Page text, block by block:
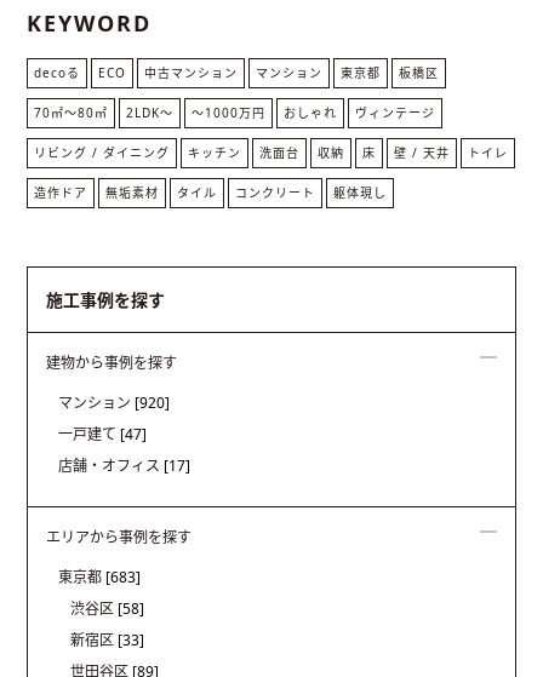
KEYWORD
decoる ECO 中古マンション マンション 東京都 板橋区
70㎡〜80㎡ 2LDK〜 〜1000万円 おしゃれ ヴィンテージ
リビング / ダイニング キッチン 洗面台 収納 床 壁 / 天井 トイレ
造作ドア 無垢素材 タイル コンクリート 躯体現し
施工事例を探す
建物から事例を探す
マンション [920]
一戸建て [47]
店舗・オフィス [17]
エリアから事例を探す
東京都 [683]
渋谷区 [58]
新宿区 [33]
世田谷区 [89]